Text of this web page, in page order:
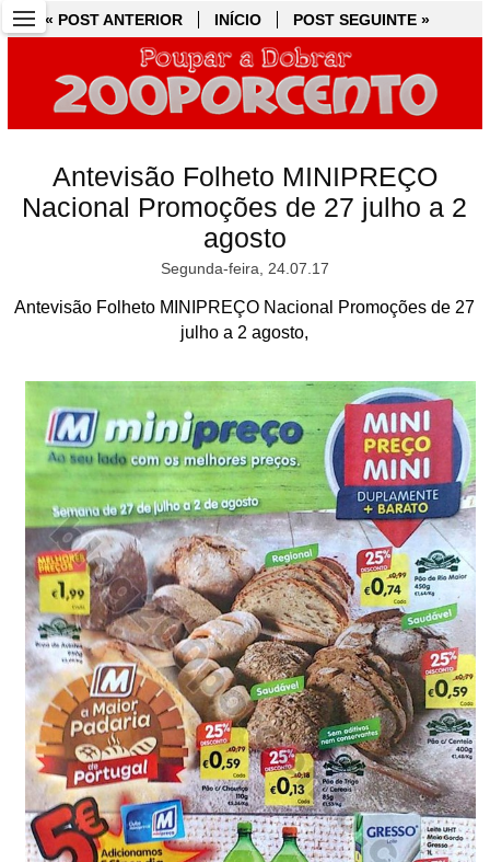
« POST ANTERIOR INÍCIO POST SEGUINTE »
Antevisão Folheto MINIPREÇO
Nacional Promoções de 27 julho a 2
agosto
Segunda-feira, 24.07.17
Antevisão Folheto MINIPREÇO Nacional Promoções de 27
julho a 2 agosto,
« POST ANTERIOR INÍCIO POST SEGUINTE »